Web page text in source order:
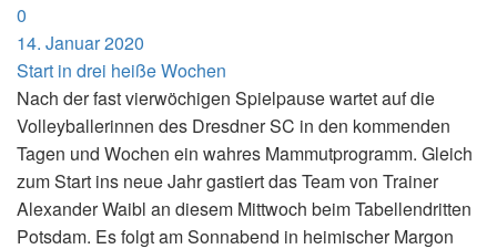
0
14. Januar 2020
Start in drei heiße Wochen
Nach der fast vierwöchigen Spielpause wartet auf die
Volleyballerinnen des Dresdner SC in den kommenden
Tagen und Wochen ein wahres Mammutprogramm. Gleich
zum Start ins neue Jahr gastiert das Team von Trainer
Alexander Waibl an diesem Mittwoch beim Tabellendritten
Potsdam. Es folgt am Sonnabend in heimischer Margon